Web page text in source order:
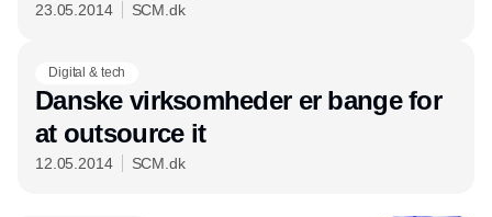
23.05.2014 SCM.dk
Digital & tech
Danske virksomheder er bange for
at outsource it
12.05.2014 SCM.dk